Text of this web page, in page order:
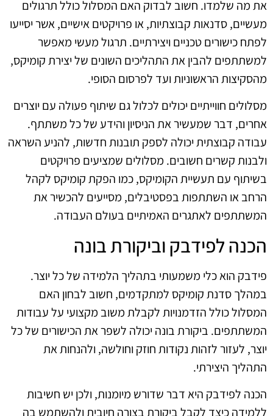
את מה שלמדו. חשוב לבדוק האם המסלול כולל תרגולים
מעשיים, סדנאות קבוצתיות, או פרויקטים אישיים, אשר יסייעו
לפתח כישורים טכניים ויצירתיים. תרגול מעשי מאפשר
למשתתפים להבין את התהליכים השונים של יצירת קומיקס,
מהסקיצות הראשוניות ועד לפרסום הסופי.
מסלולים חווייתיים יכולים לכלול גם שיתוף פעולה עם יוצרים
אחרים, דבר שמעשיר את הניסיון והידע של כל משתתף.
עבודה קבוצתית יכולה לספק תובנות חדשות, להניע השראה
ולבנות קשרים חשובים. מסלולים שמציעים פרויקטים
בשיתוף עם תעשיית הקומיקס, כמו הפקת קומיקס לקהל
הרחב או השתתפות בפסטיבלים, מסייעים להכשיר את
המשתתפים לאתגרים האמיתיים בעולם העבודה.
הכנה לפידבק וביקורת בונה
פידבק הוא כלי משמעותי בתהליך הלמידה של כל יוצר.
במהלך סדנת קומיקס למתקדמים, חשוב לבחון האם
המסלול כולל הזדמנויות לקבלת משוב מקצועי על עבודות
המשתתפים. ביקורת בונה יכולה לשפר את הכישורים של כל
יוצר, לעזור לזהות נקודות חוזק וחולשה, ולהנחות את
התהליך היצירתי.
הכנה לפידבק היא דבר שדורש מיומנות, ולכן יש חשיבות
ללמידה כיצד לקבל ביקורת בצורה חיובית ולהשתמש בה